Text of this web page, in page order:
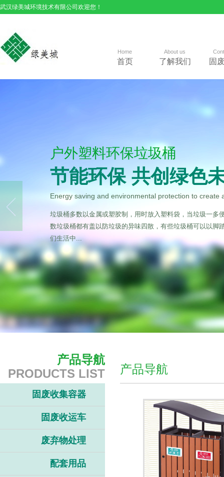
武汉绿美城环境技术有限公司欢迎您！
Home
首页
About us
了解我们 固
户外塑料环保垃圾桶
节能环保 共创绿色
Energy saving and environmental protection to create
垃圾桶多数以金属或塑胶制，用时放入塑料袋，当垃圾一多
数垃圾桶都有盖以防垃圾的异味四散，有些垃圾桶可以以脚
们生活中...
产品导航
PRODUCTS LIST
固废收集容器
固废收运车
废弃物处理
配套用品
产品导航